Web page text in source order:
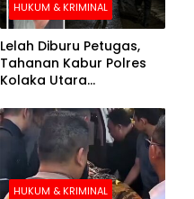
HUKUM & KRIMINAL
Lelah Diburu Petugas,
Tahanan Kabur Polres
Kolaka Utara
HUKUM & KRIMINAL